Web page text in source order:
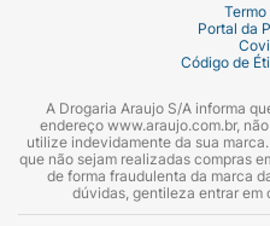
Termo
Portal da
Código de
A Drogaria Araujo S/A informa
endereço www.araujo.com.br,
utilize indevidamente da sua
que não sejam realizadas compras
de forma fraudulenta da marca
dúvidas, gentileza entrar